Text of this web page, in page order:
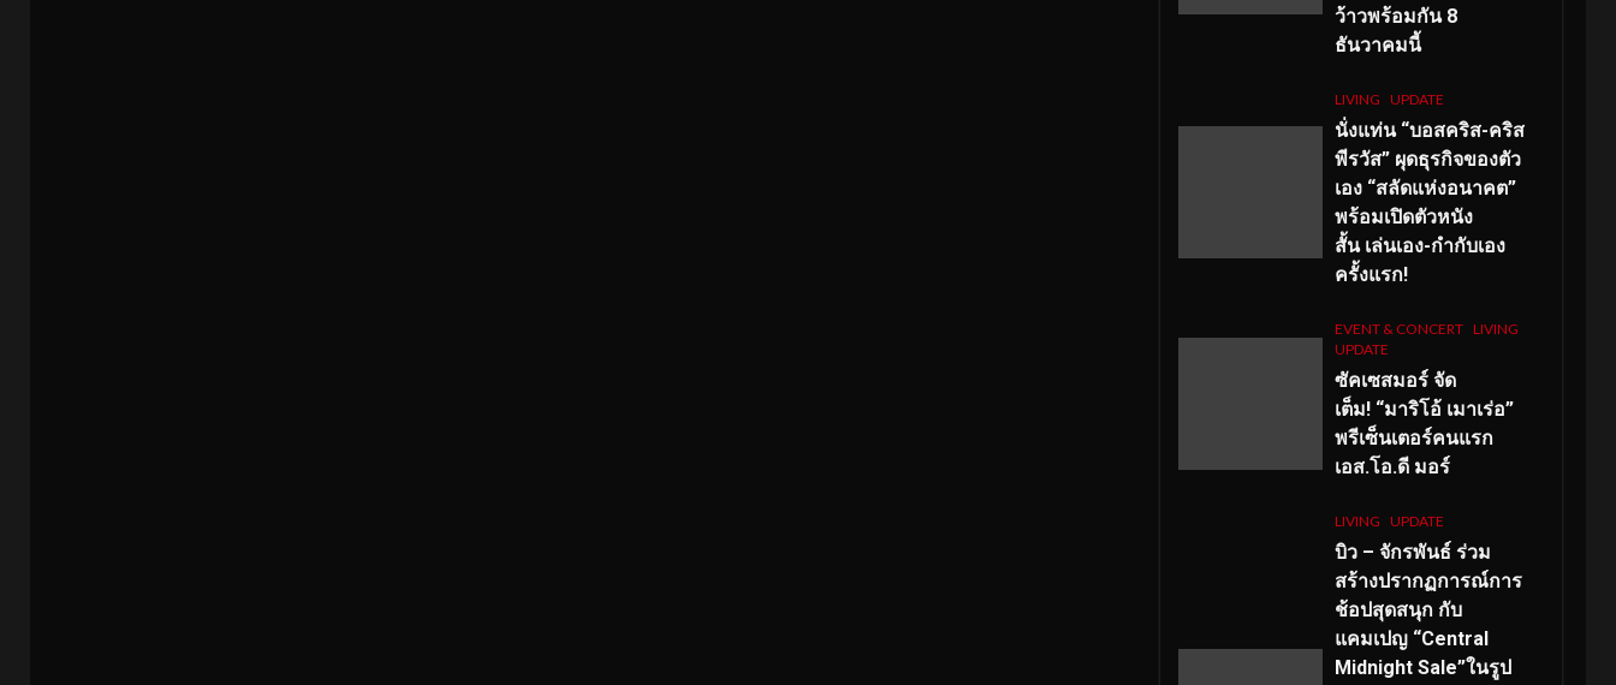
ว้าวพร้อมกัน 8
ธันวาคมนี้
LIVING UPDATE
นั่งแท่น “บอสคริส-คริส
พีรวัส” ผุดธุรกิจของตัว
เอง “สลัดแห่งอนาคต”
พร้อมเปิดตัวหนัง
สั้น เล่นเอง-กำกับเอง
ครั้งแรก!
EVENT & CONCERT LIVING
UPDATE
ซัคเซสมอร์ จัด
เต็ม! “มาริโอ้ เมาเร่อ”
พรีเซ็นเตอร์คนแรก
เอส.โอ.ดี มอร์
LIVING UPDATE
บิว – จักรพันธ์ ร่วม
สร้างปรากฏการณ์การ
ช้อปสุดสนุก กับ
แคมเปญ “Central
Midnight Sale”ในรูป